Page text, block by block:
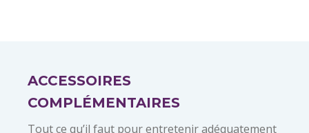
ACCESSOIRES
COMPLÉMENTAIRES
Tout ce qu’il faut pour entretenir adéquatement